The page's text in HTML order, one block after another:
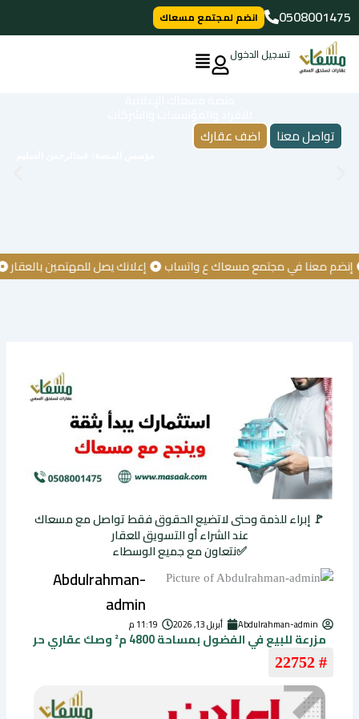
تخطي
إلى
المحتوى
0508001475
انضم لمجتمع مسعاك
تسجيل الدخول
تواصل معنا اضف عقارك
معنا في مجتمع مسعاك ع واتساب إعلانك يصل للمهتمين بالعقار كن
🚩 إبراء للذمة وحتى لاتضيع الحقوق فقط تواصل مع مسعاك
عند الشراء أو التسويق للعقار
✅نتعاون مع جميع الوسطاء
Abdulrahman-
admin
Abdulrahman-admin أبريل 13, 2026 11:19 م
مزرعة للبيع في الفضول بمساحة 4800 م² وصك عقاري حر
# 22752